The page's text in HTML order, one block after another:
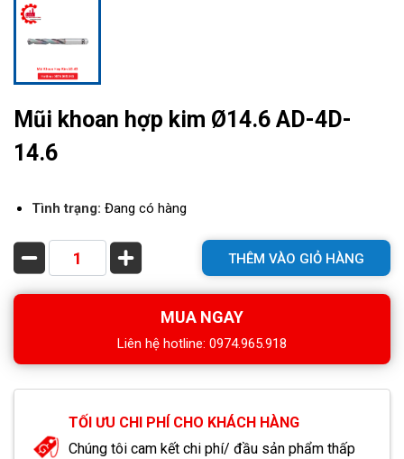
Mũi khoan hợp kim Ø14.6 AD-4D-
14.6
Tình trạng: Đang có hàng
THÊM VÀO GIỎ HÀNG
MUA NGAY
Liên hệ hotline: 0974.965.918
TỐI ƯU CHI PHÍ CHO KHÁCH HÀNG
Chúng tôi cam kết chi phí/ đầu sản phẩm thấp